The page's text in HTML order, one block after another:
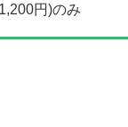
円)のみ